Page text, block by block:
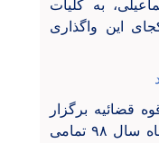
به کلیات
این واگذاری
قضائیه برگزار
شده بود، مقرر شد تا پایان آبان‌ماه سال ۹۸ تمامی